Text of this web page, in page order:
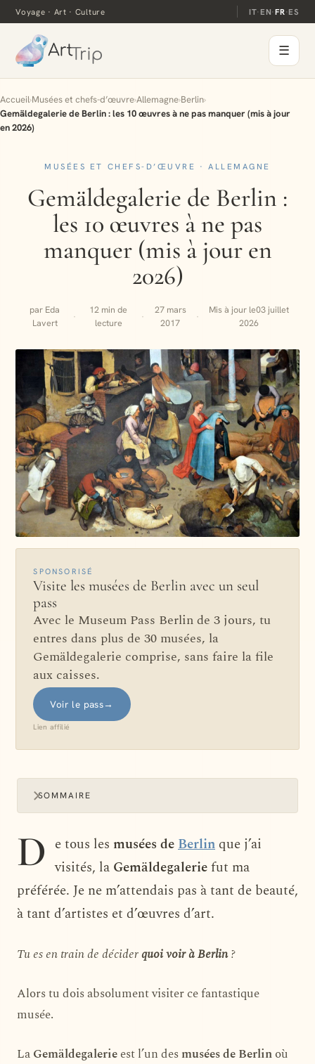
Voyage · Art · Culture IT·EN·FR·ES
☰
Accueil›Musées et chefs-d’œuvre›Allemagne›Berlin›
Gemäldegalerie de Berlin : les 10 œuvres à ne pas manquer (mis à jour
en 2026)
MUSÉES ET CHEFS-D’ŒUVRE · ALLEMAGNE
Gemäldegalerie de Berlin :
les 10 œuvres à ne pas
manquer (mis à jour en
2026)
par Eda
Lavert
·
12 min de
lecture
·
27 mars
2017
·
Mis à jour le03 juillet
2026
SPONSORISÉ
Visite les musées de Berlin avec un seul
pass
Avec le Museum Pass Berlin de 3 jours, tu
entres dans plus de 30 musées, la
Gemäldegalerie comprise, sans faire la file
aux caisses.
Voir le pass→
Lien affilié
SOMMAIRE
D e tous les musées deBerlin que j’ai
visités, la Gemäldegaleriefut ma
préférée. Je ne m’attendais pas à tant de beauté,
à tant d’artistes et d’œuvres d’art.
Tu es en train de déciderquoi voir à Berlin?
Alors tu dois absolument visiter ce fantastique
musée.
LaGemäldegalerieest l’un desmusées de Berlinoù